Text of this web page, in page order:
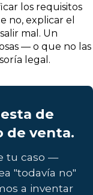
los requisitos
no, explicar el
mal. Un
— o que no las
legal.
de
de venta.
tu caso —
"todavía no"
a inventar